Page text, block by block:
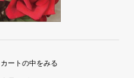
カートの中をみる